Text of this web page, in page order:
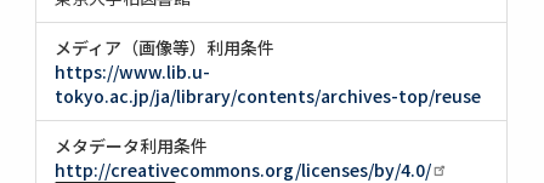
メディア（画像等）利用条件
https://www.lib.u-
tokyo.ac.jp/ja/library/contents/archives-top/reuse
メタデータ利用条件
http://creativecommons.org/licenses/by/4.0/